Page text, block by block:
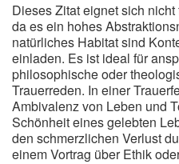
Dieses Zitat eignet sich
da es ein hohes
natürliches Habitat sind
einladen. Es ist ideal für
philosophische oder
Trauerreden. In einer
Ambivalenz von Leben und
Schönheit eines gelebten
den schmerzlichen Verlust
einem Vortrag über Ethik